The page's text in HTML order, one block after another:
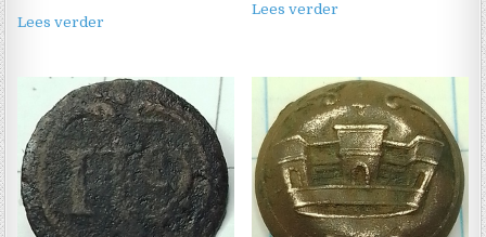
Lees verder
Lees verder